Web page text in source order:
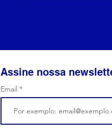
Assine nossa
Email